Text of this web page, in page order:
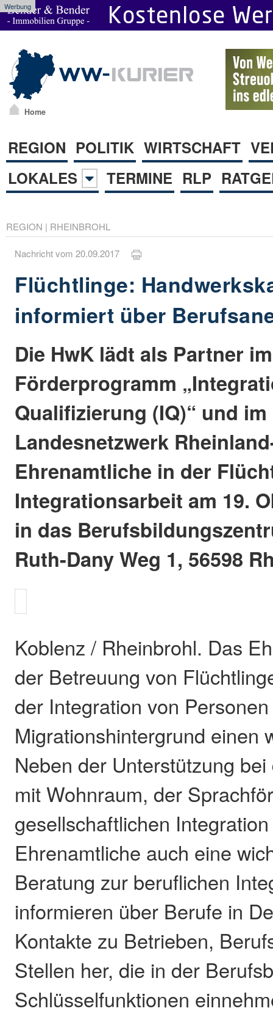
Werbung
Home
REGION POLITIK WIRTSCHAFT
LOKALES
TERMINE RLP
REGION | RHEINBROHL
Nachricht vom 20.09.2017
Flüchtlinge:
informiert über
Die HwK lädt als Partner im
Förderprogramm
Qualifizierung (IQ)“ und im
Landesnetzwerk
Ehrenamtliche in der
Integrationsarbeit am 19.
in das
Ruth-Dany Weg 1, 56598
Koblenz / Rheinbrohl. Das
der Betreuung von
der Integration von
Migrationshintergrund einen
Neben der Unterstützung
mit Wohnraum, der
gesellschaftlichen
Ehrenamtliche auch eine
Beratung zur beruflichen
informieren über Berufe in
Kontakte zu Betrieben,
Stellen her, die in der
Schlüsselfunktionen